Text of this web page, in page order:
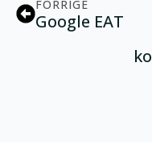
FORRIGE
Google EAT